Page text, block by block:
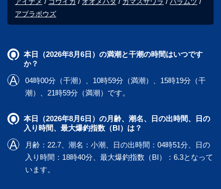
アブラボウズ
本日（2026年8月6日）の満潮と干潮の時間はいつです
か？
04時00分（干潮）、10時59分（満潮）、15時19分（干
潮）、21時59分（満潮）です。
本日（2026年8月6日）の月齢、潮名、日の出時間、日の
入り時間、最大爆釣指数（BI）は？
月齢：22.7、潮名：小潮、日の出時間：04時51分、日の
入り時間：18時40分、最大爆釣指数（BI）：6.3となって
います。